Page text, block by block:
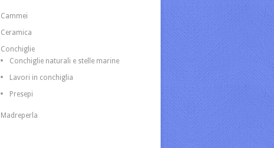
Cammei
Ceramica
Conchiglie
Conchiglie naturali e stelle marine
Lavori in conchiglia
Presepi
Madreperla